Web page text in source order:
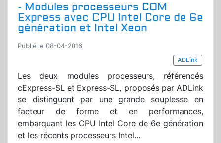
- Modules processeurs COM
Express avec CPU Intel Core de 6e
génération et Intel Xeon
Publié le 08-04-2016
ADLink
Les deux modules processeurs, référencés
cExpress-SL et Express-SL, proposés par ADLink
se distinguent par une grande souplesse en
facteur de forme et en performances,
embarquant les CPU Intel Core de 6e génération
et les récents processeurs Intel...